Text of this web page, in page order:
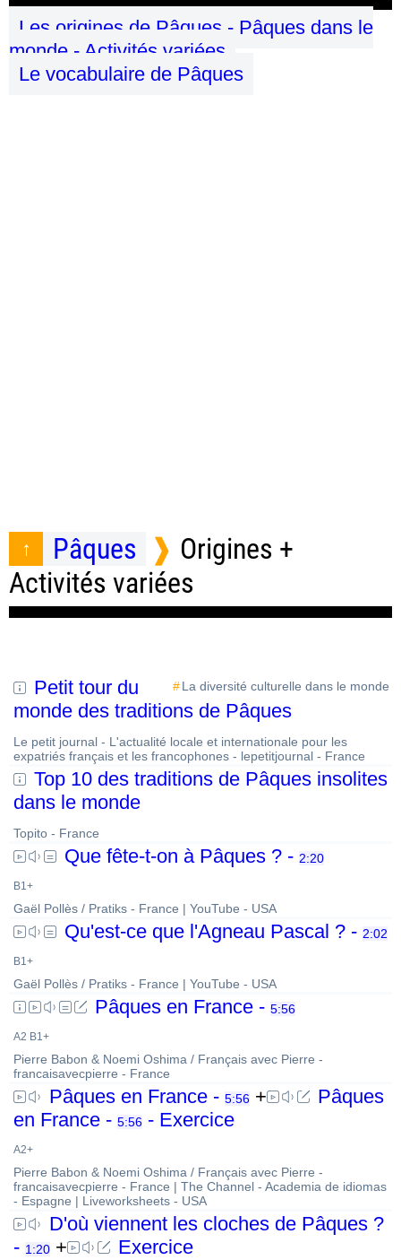
Les origines de Pâques - Pâques dans le
monde - Activités variées
Le vocabulaire de Pâques
Pâques
Origines +
Activités variées
La diversité culturelle dans le monde
Petit tour du
monde des traditions de Pâques
Le petit journal - L'actualité locale et internationale pour les
expatriés français et les francophones - lepetitjournal - France
Top 10 des traditions de Pâques insolites
dans le monde
Topito - France
Que fête-t-on à Pâques ? - 2:20
B1+
Gaël Pollès / Pratiks - France | YouTube - USA
Qu'est-ce que l'Agneau Pascal ? - 2:02
B1+
Gaël Pollès / Pratiks - France | YouTube - USA
Pâques en France - 5:56
A2 B1+
Pierre Babon & Noemi Oshima / Français avec Pierre -
francaisavecpierre - France
Pâques en France - 5:56 +
Pâques
en France - 5:56- Exercice
A2+
Pierre Babon & Noemi Oshima / Français avec Pierre -
francaisavecpierre - France | The Channel - Academia de idiomas
- Espagne | Liveworksheets - USA
D'où viennent les cloches de Pâques ?
- 1:20 + Exercice